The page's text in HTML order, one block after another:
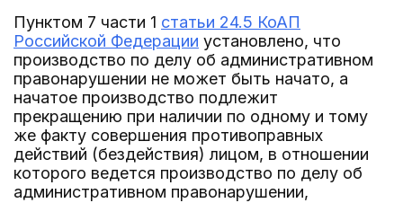
Пунктом 7 части 1 статьи 24.5 КоАП
Российской Федерации установлено, что
производство по делу об административном
правонарушении не может быть начато, а
начатое производство подлежит
прекращению при наличии по одному и тому
же факту совершения противоправных
действий (бездействия) лицом, в отношении
которого ведется производство по делу об
административном правонарушении,